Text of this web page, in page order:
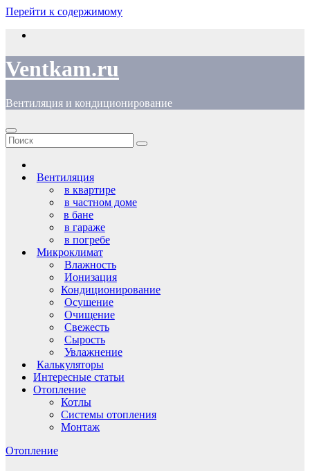
Перейти к содержимому
Ventkam.ru
Вентиляция и кондиционирование
Вентиляция
в квартире
в частном доме
в бане
в гараже
в погребе
Микроклимат
Влажность
Ионизация
Кондиционирование
Осушение
Очищение
Свежесть
Сырость
Увлажнение
Калькуляторы
Интересные статьи
Отопление
Котлы
Системы отопления
Монтаж
Отопление